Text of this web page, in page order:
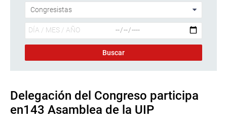
Delegación del Congreso participa
en143 Asamblea de la UIP